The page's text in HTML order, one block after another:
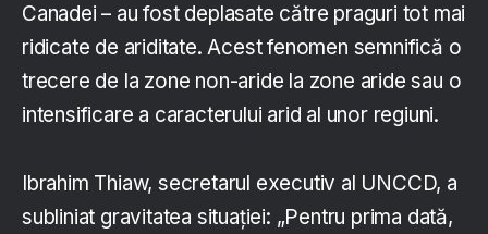
Canadei – au fost deplasate către praguri tot mai
ridicate de ariditate. Acest fenomen semnifică o
trecere de la zone non-aride la zone aride sau o
intensificare a caracterului arid al unor regiuni.
Ibrahim Thiaw, secretarul executiv al UNCCD, a
subliniat gravitatea situației: „Pentru prima dată,